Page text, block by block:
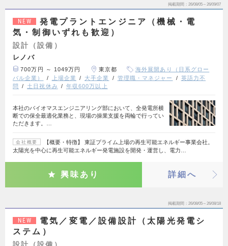
掲載期間 26/08/05～26/09/07
NEW
発電プラントエンジニア（機械・電
気・制御いずれも歓迎）
設計（設備）
レノバ
700万円 ～ 1049万円 東京都
海外展開あり（日系グロー
バル企業）
上場企業 大手企業 管理職・マネジャー
英語力不
問
土日祝休み 年収600万以上
本社のバイオマスエンジニアリング部において、全発電所横
断での保全最適化業務と、現場の操業支援を両輪で行ってい
ただきます。…
会社概要
【概要・特徴】 東証プライム上場の再生可能エネルギー事業会社。
太陽光を中心に再生可能エネルギー発電施設を開発・運営し、電力…
興味あり 詳細へ
掲載期間 26/08/05～26/08/18
NEW
電気／変電／設備設計（太陽光発電シ
ステム）
設計（設備）